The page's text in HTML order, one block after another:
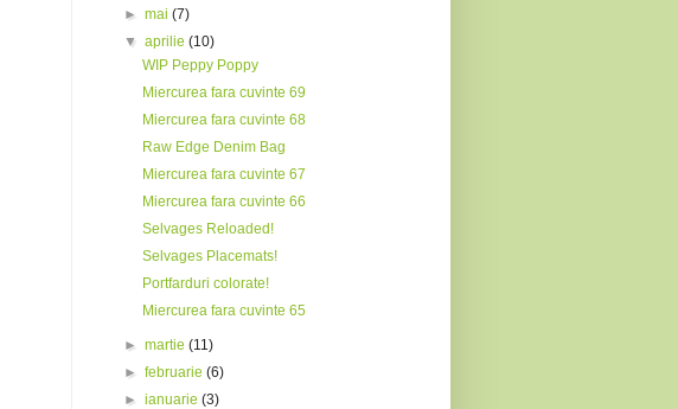
►mai(7)
▼aprilie(10)
WIP Peppy Poppy
Miercurea fara cuvinte 69
Miercurea fara cuvinte 68
Raw Edge Denim Bag
Miercurea fara cuvinte 67
Miercurea fara cuvinte 66
Selvages Reloaded!
Selvages Placemats!
Portfarduri colorate!
Miercurea fara cuvinte 65
►martie(11)
►februarie(6)
►ianuarie(3)